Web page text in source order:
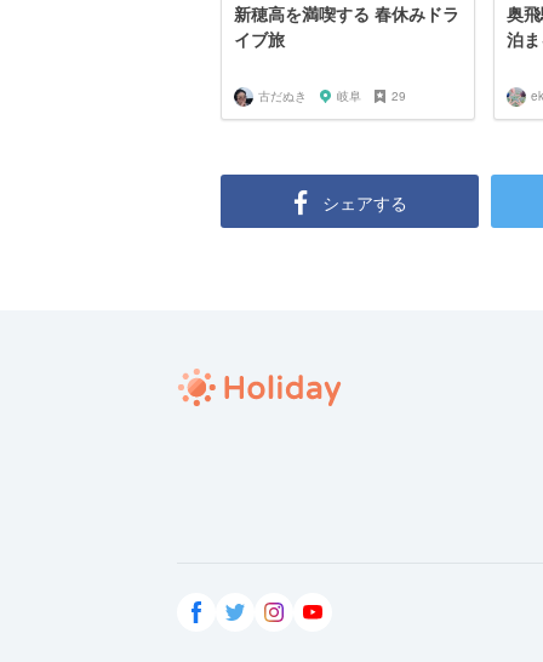
新穂高を満喫する 春休みドラ
イブ旅
古だぬき 岐阜 29
奥
泊
シェアする